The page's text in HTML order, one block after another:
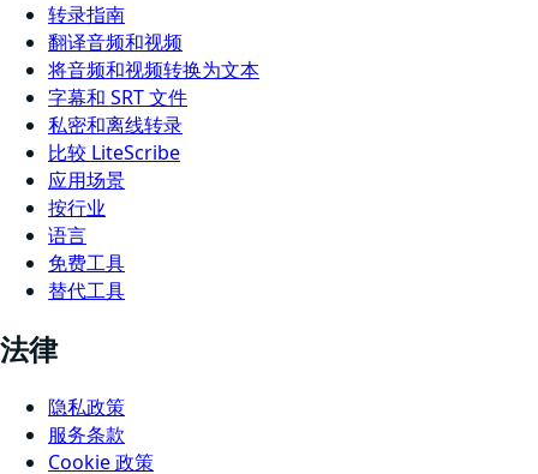
转录指南
翻译音频和视频
将音频和视频转换为文本
字幕和 SRT 文件
私密和离线转录
比较 LiteScribe
应用场景
按行业
语言
免费工具
替代工具
法律
隐私政策
服务条款
Cookie 政策